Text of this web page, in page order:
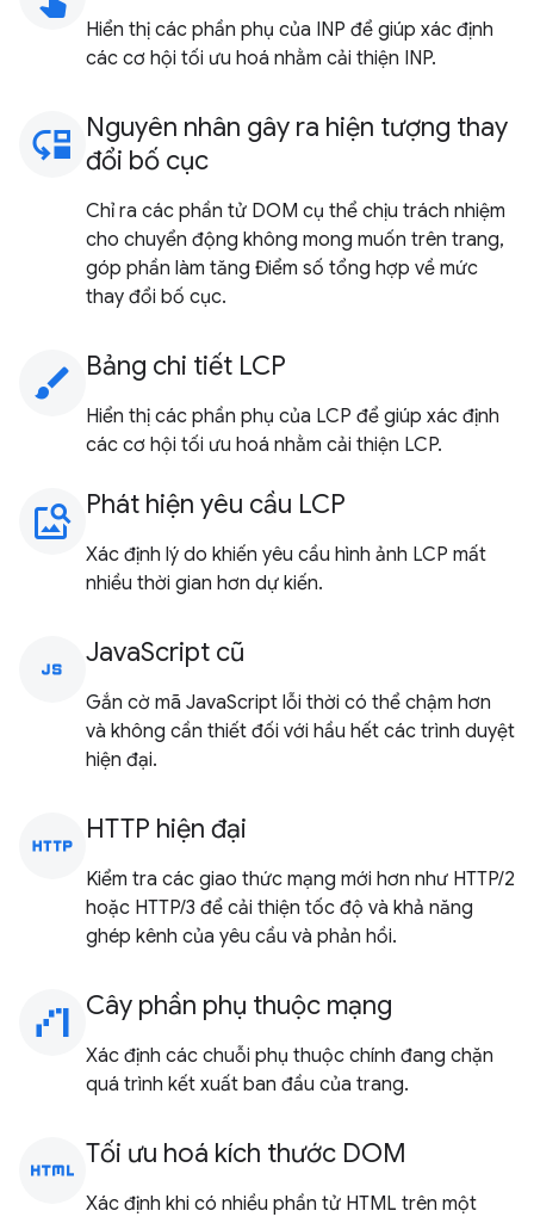
Hiển thị các phần phụ của INP để giúp xác định
các cơ hội tối ưu hoá nhằm cải thiện INP.
move_down Nguyên nhân gây ra hiện tượng thay
đổi bố cục
Chỉ ra các phần tử DOM cụ thể chịu trách nhiệm
cho chuyển động không mong muốn trên trang,
góp phần làm tăng Điểm số tổng hợp về mức
thay đổi bố cục.
brush Bảng chi tiết LCP
Hiển thị các phần phụ của LCP để giúp xác định
các cơ hội tối ưu hoá nhằm cải thiện LCP.
image_search Phát hiện yêu cầu LCP
Xác định lý do khiến yêu cầu hình ảnh LCP mất
nhiều thời gian hơn dự kiến.
javascript JavaScript cũ
Gắn cờ mã JavaScript lỗi thời có thể chậm hơn
và không cần thiết đối với hầu hết các trình duyệt
hiện đại.
http HTTP hiện đại
Kiểm tra các giao thức mạng mới hơn như HTTP/2
hoặc HTTP/3 để cải thiện tốc độ và khả năng
ghép kênh của yêu cầu và phản hồi.
waterfall_chart Cây phần phụ thuộc mạng
Xác định các chuỗi phụ thuộc chính đang chặn
quá trình kết xuất ban đầu của trang.
html Tối ưu hoá kích thước DOM
Xác định khi có nhiều phần tử HTML trên một